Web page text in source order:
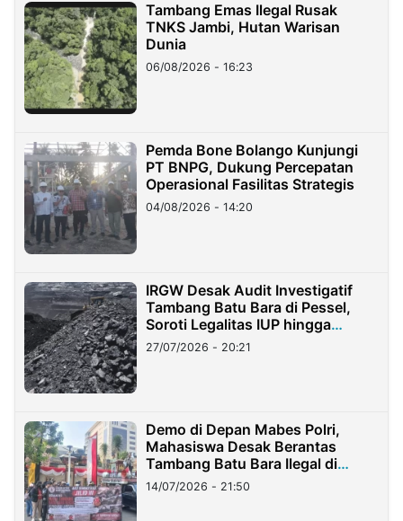
Tambang Emas Ilegal Rusak
TNKS Jambi, Hutan Warisan
Dunia
06/08/2026 - 16:23
Pemda Bone Bolango Kunjungi
PT BNPG, Dukung Percepatan
Operasional Fasilitas Strategis
04/08/2026 - 14:20
IRGW Desak Audit Investigatif
Tambang Batu Bara di Pessel,
Soroti Legalitas IUP hingga
Stockpile
27/07/2026 - 20:21
Demo di Depan Mabes Polri,
Mahasiswa Desak Berantas
Tambang Batu Bara Ilegal di
Lampung
14/07/2026 - 21:50